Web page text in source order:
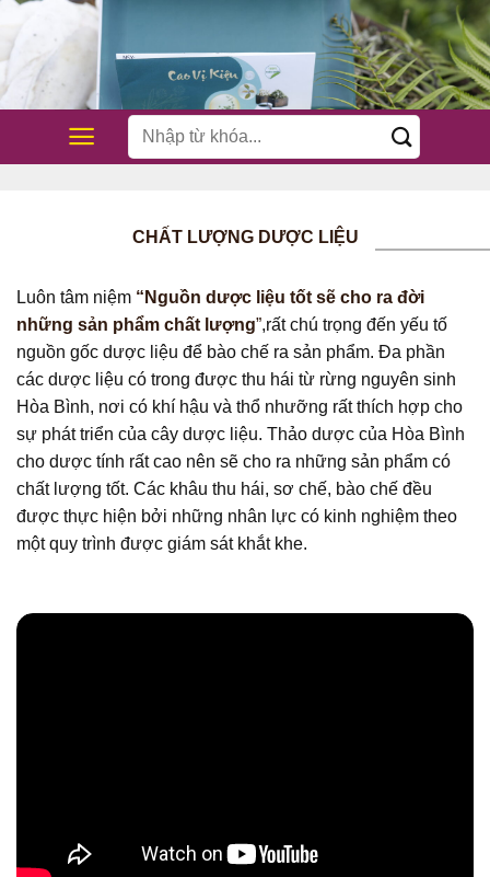
qua
nội
dung
Tìm
kiếm:
CHẤT LƯỢNG DƯỢC LIỆU
Luôn tâm niệm “Nguồn dược liệu tốt sẽ cho ra đời
những sản phẩm chất lượng”,rất chú trọng đến yếu tố
nguồn gốc dược liệu để bào chế ra sản phẩm. Đa phần
các dược liệu có trong được thu hái từ rừng nguyên sinh
Hòa Bình, nơi có khí hậu và thổ nhưỡng rất thích hợp cho
sự phát triển của cây dược liệu. Thảo dược của Hòa Bình
cho dược tính rất cao nên sẽ cho ra những sản phẩm có
chất lượng tốt. Các khâu thu hái, sơ chế, bào chế đều
được thực hiện bởi những nhân lực có kinh nghiệm theo
một quy trình được giám sát khắt khe.